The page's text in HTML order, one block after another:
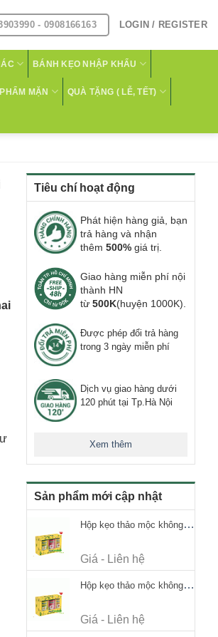
- 0908166163 LOGIN / REGISTER
BÁNH KẸO NHẬP KHẨU
MẶN QUÀ TẶNG ( LỄ, TẾT)
Tiêu chí hoạt động
Phát hiện hàng giả, bạn
trả hàng và nhận
thêm 500% giá trị.
Giao hàng miễn phí nội
thành HN
từ 500K(huyện 1000K).
Được phép đổi trả hàng
trong 3 ngày miễn phí
Dịch vụ giao hàng dưới
120 phút tại Tp.Hà Nội
Xem thêm
Sản phẩm mới cập nhật
Hộp kẹo thảo mộc không đường Ricola Signature 112.5g
Giá - Liên hệ
Hộp kẹo thảo mộc không đường Ricola Signature 112.5g
Giá - Liên hệ